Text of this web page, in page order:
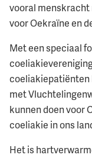
vooral menskracht
voor Oekraïne en
Met een speciaal
coeliakiepatiënten
met
kunnen doen voor
coeliakie in ons
Het is